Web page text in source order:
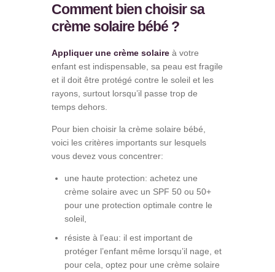
Comment bien choisir sa
crème solaire bébé ?
Appliquer une crème solaire à votre
enfant est indispensable, sa peau est fragile
et il doit être protégé contre le soleil et les
rayons, surtout lorsqu’il passe trop de
temps dehors.
Pour bien choisir la crème solaire bébé,
voici les critères importants sur lesquels
vous devez vous concentrer:
une haute protection: achetez une
crème solaire avec un SPF 50 ou 50+
pour une protection optimale contre le
soleil,
résiste à l’eau: il est important de
protéger l’enfant même lorsqu’il nage, et
pour cela, optez pour une crème solaire